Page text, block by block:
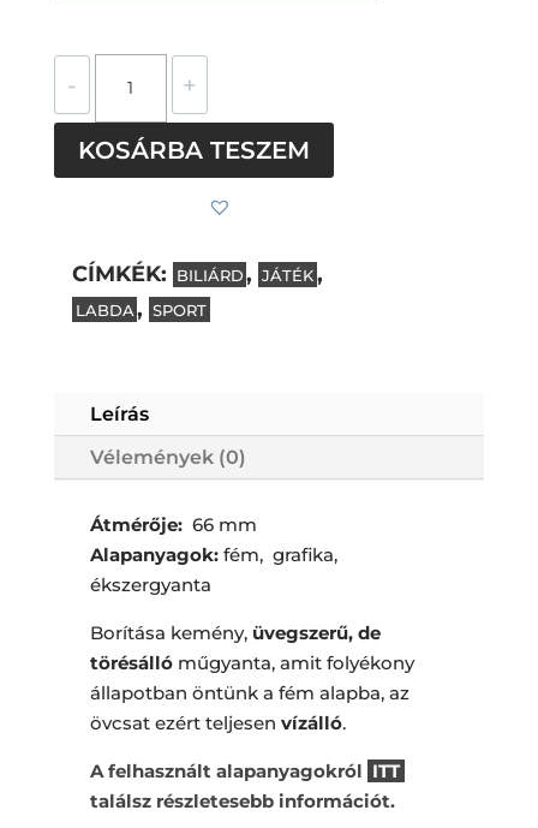
-
mennyiség
+
KOSÁRBA TESZEM
CÍMKÉK: BILIÁRD , JÁTÉK,
LABDA , SPORT
Leírás
Vélemények (0)
Átmérője:66 mm
Alapanyagok:fém, grafika,
ékszergyanta
Borítása kemény, üvegszerű, de
törésállóműgyanta, amit folyékony
állapotban öntünk a fém alapba, az
övcsat ezért teljesen vízálló.
A felhasznált alapanyagokról ITT
találsz részletesebb információt.